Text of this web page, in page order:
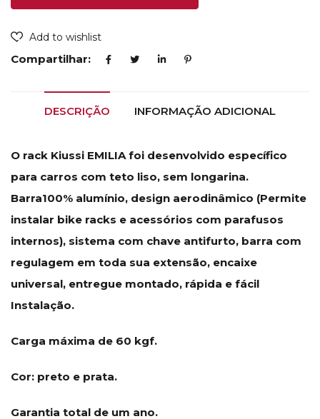
Add to wishlist
Compartilhar:
DESCRIÇÃO INFORMAÇÃO ADICIONAL
O rack Kiussi EMILIA foi desenvolvido específico
para carros com teto liso, sem longarina.
Barra100% alumínio, design aerodinâmico (Permite
instalar bike racks e acessórios com parafusos
internos), sistema com chave antifurto, barra com
regulagem em toda sua extensão, encaixe
universal, entregue montado, rápida e fácil
Instalação.
Carga máxima de 60 kgf.
Cor: preto e prata.
Garantia total de um ano.